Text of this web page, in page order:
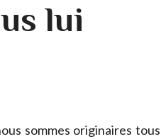
lui
sommes originaires tous